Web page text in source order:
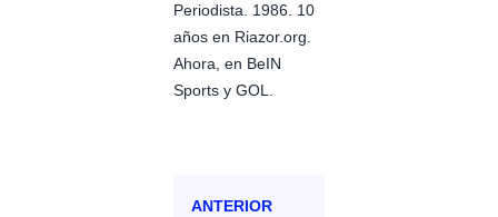
Periodista. 1986. 10
años en Riazor.org.
Ahora, en BeIN
Sports y GOL.
ANTERIOR